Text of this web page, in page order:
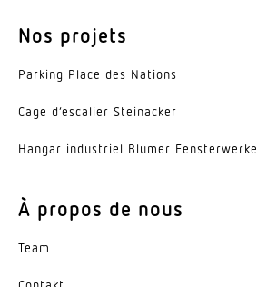
Nos projets
Parking Place des Nations
Cage d’es­calier Steinacker
Hangar indus­triel Blumer Fensterwerke
À propos de nous
Team